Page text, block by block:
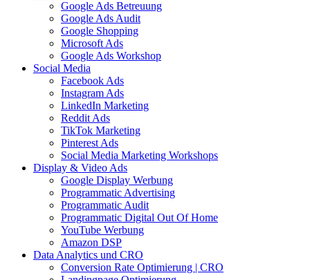
Google Ads Betreuung
Google Ads Audit
Google Shopping
Microsoft Ads
Google Ads Workshop
Social Media
Facebook Ads
Instagram Ads
LinkedIn Marketing
Reddit Ads
TikTok Marketing
Pinterest Ads
Social Media Marketing Workshops
Display & Video Ads
Google Display Werbung
Programmatic Advertising
Programmatic Audit
Programmatic Digital Out Of Home
YouTube Werbung
Amazon DSP
Data Analytics und CRO
Conversion Rate Optimierung | CRO